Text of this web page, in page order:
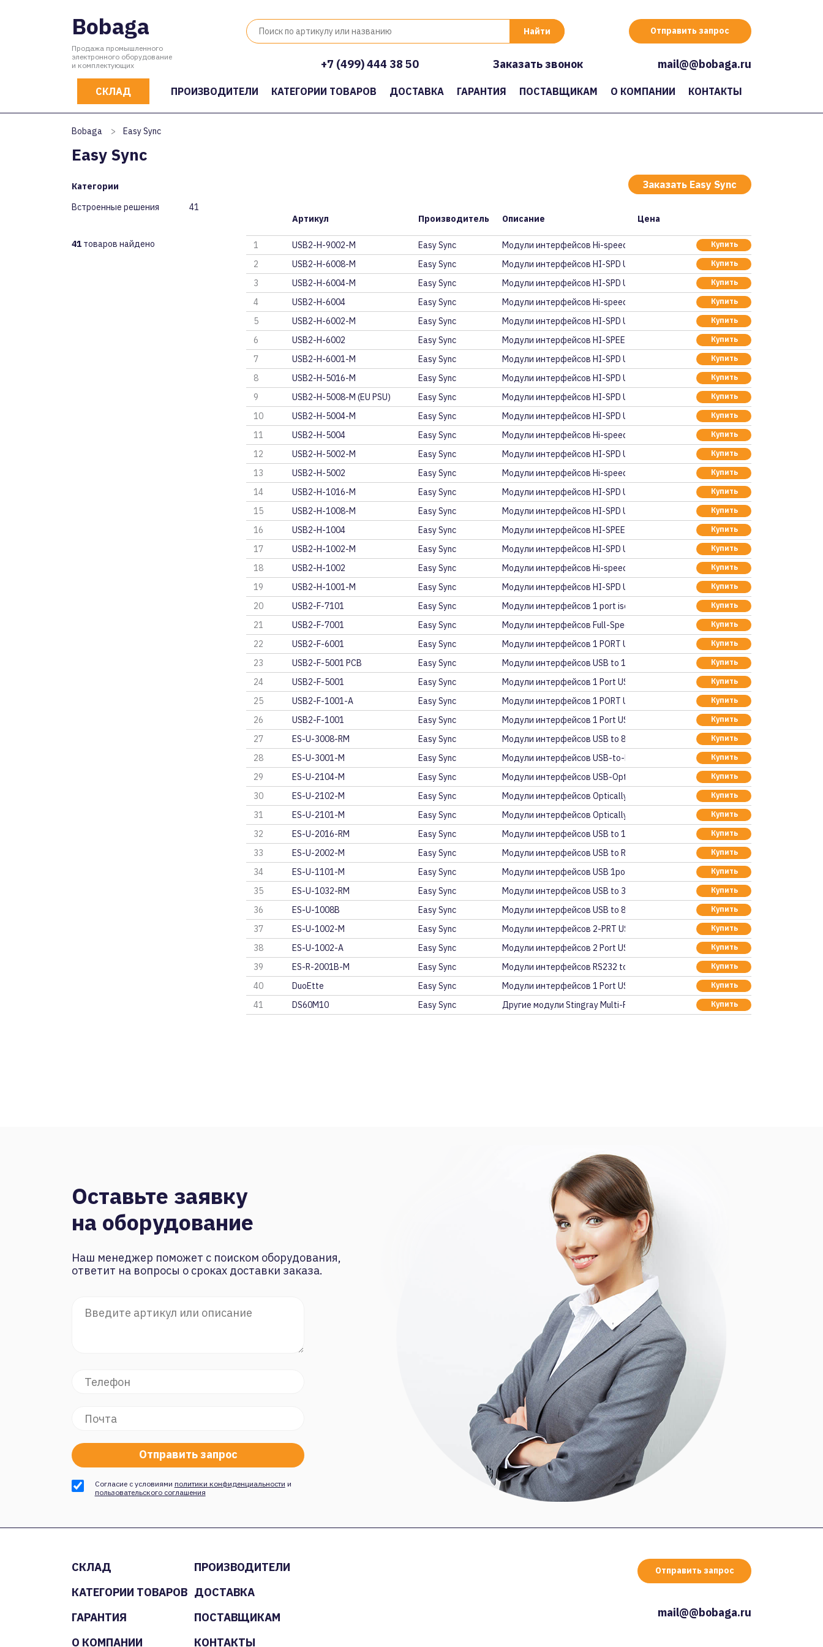
Bobaga
Продажа промышленного
электронного оборудование
и комплектующих
Отправить запрос
+7 (499) 444 38 50 Заказать звонок mail@@bobaga.ru
СКЛАД ПРОИЗВОДИТЕЛИ КАТЕГОРИИ ТОВАРОВ ДОСТАВКА ГАРАНТИЯ ПОСТАВЩИКАМ О КОМПАНИИ КОНТАКТЫ
Bobaga > Easy Sync
Easy Sync
Категории
Встроенные решения
41
41 товаров найдено
Заказать Easy Sync
Артикул Производитель Описание Цена
1 USB2-H-9002-M Easy Sync Модули интерфейсов Hi-speed US Купить
2 USB2-H-6008-M Easy Sync Модули интерфейсов HI-SPD USB Купить
3 USB2-H-6004-M Easy Sync Модули интерфейсов HI-SPD USB Купить
4 USB2-H-6004 Easy Sync Модули интерфейсов Hi-speed US Купить
5 USB2-H-6002-M Easy Sync Модули интерфейсов HI-SPD USB Купить
6 USB2-H-6002 Easy Sync Модули интерфейсов HI-SPEED US Купить
7 USB2-H-6001-M Easy Sync Модули интерфейсов HI-SPD USB Купить
8 USB2-H-5016-M Easy Sync Модули интерфейсов HI-SPD USB Купить
9 USB2-H-5008-M (EU PSU) Easy Sync Модули интерфейсов HI-SPD USB Купить
10 USB2-H-5004-M Easy Sync Модули интерфейсов HI-SPD USB Купить
11 USB2-H-5004 Easy Sync Модули интерфейсов Hi-speed US Купить
12 USB2-H-5002-M Easy Sync Модули интерфейсов HI-SPD USB Купить
13 USB2-H-5002 Easy Sync Модули интерфейсов Hi-speed US Купить
14 USB2-H-1016-M Easy Sync Модули интерфейсов HI-SPD USB Купить
15 USB2-H-1008-M Easy Sync Модули интерфейсов HI-SPD USB Купить
16 USB2-H-1004 Easy Sync Модули интерфейсов HI-SPEED US Купить
17 USB2-H-1002-M Easy Sync Модули интерфейсов HI-SPD USB Купить
18 USB2-H-1002 Easy Sync Модули интерфейсов Hi-speed US Купить
19 USB2-H-1001-M Easy Sync Модули интерфейсов HI-SPD USB Купить
20 USB2-F-7101 Easy Sync Модули интерфейсов 1 port isol Купить
21 USB2-F-7001 Easy Sync Модули интерфейсов Full-Speed Купить
22 USB2-F-6001 Easy Sync Модули интерфейсов 1 PORT USB Купить
23 USB2-F-5001 PCB Easy Sync Модули интерфейсов USB to 1 Po Купить
24 USB2-F-5001 Easy Sync Модули интерфейсов 1 Port USB Купить
25 USB2-F-1001-A Easy Sync Модули интерфейсов 1 PORT USB Купить
26 USB2-F-1001 Easy Sync Модули интерфейсов 1 Port USB Купить
27 ES-U-3008-RM Easy Sync Модули интерфейсов USB to 8 Po Купить
28 ES-U-3001-M Easy Sync Модули интерфейсов USB-to-RS-2 Купить
29 ES-U-2104-M Easy Sync Модули интерфейсов USB-Optical Купить
30 ES-U-2102-M Easy Sync Модули интерфейсов Optically I Купить
31 ES-U-2101-M Easy Sync Модули интерфейсов Optically I Купить
32 ES-U-2016-RM Easy Sync Модули интерфейсов USB to 16 P Купить
33 ES-U-2002-M Easy Sync Модули интерфейсов USB to RS42 Купить
34 ES-U-1101-M Easy Sync Модули интерфейсов USB 1port i Купить
35 ES-U-1032-RM Easy Sync Модули интерфейсов USB to 32po Купить
36 ES-U-1008B Easy Sync Модули интерфейсов USB to 8 Po Купить
37 ES-U-1002-M Easy Sync Модули интерфейсов 2-PRT USB-R Купить
38 ES-U-1002-A Easy Sync Модули интерфейсов 2 Port USB- Купить
39 ES-R-2001B-M Easy Sync Модули интерфейсов RS232 to 1 Купить
40 DuoEtte Easy Sync Модули интерфейсов 1 Port USB Купить
41 DS60M10 Easy Sync Другие модули Stingray Multi-F Купить
Оставьте заявку
на оборудование
Наш менеджер поможет с поиском оборудования,
ответит на вопросы о сроках доставки заказа.
Согласие с условиями политики конфиденциальности и
пользовательского соглашения
СКЛАД
ПРОИЗВОДИТЕЛИ
КАТЕГОРИИ ТОВАРОВ ДОСТАВКА
ГАРАНТИЯ
ПОСТАВЩИКАМ
О КОМПАНИИ
КОНТАКТЫ
Отправить запрос
mail@@bobaga.ru